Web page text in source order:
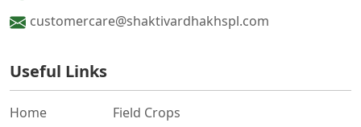
Useful Links
Home
Field Crops
customercare@shaktivardhakhspl.com